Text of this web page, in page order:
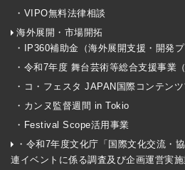
・VIPO無料法律相談
海外展開・市場開拓
・IP360補助金（海外展開支援・開発
・令和7年度 舞台芸術等総合支援事業
・コ・フェスタ JAPAN国際コンテン
・カンヌ監督週間 in Tokio
・Festival Scope活用事業
・令和7年度文化庁「国際文化交流・
連イベントに係る調査及び企画運営実施